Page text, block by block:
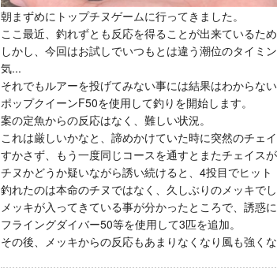
朝まずめにトップチヌゲームに行ってきました。
ここ最近、釣れずとも反応を得ることが出来ているた
しかし、今回はお試しでいつもとは違う潮位のタイミ
気...
それでもルアーを投げてみない事には結果はわからない
ポップクイーンF50を使用して釣りを開始します。
案の定魚からの反応はなく、難しい状況。
これは厳しいかなと、諦めかけていた時に突然のチェイ
すかさず、もう一度同じコースを通すとまたチェイス
チヌかどうか疑いながら誘い続けると、4投目でヒット
釣れたのは本命のチヌではなく、久しぶりのメッキでし
メッキが入ってきている事が分かったところで、誘惑
フライングダイバー50等を使用して3匹を追加。
その後、メッキからの反応もあまりなくなり風も強く